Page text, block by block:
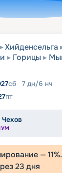
Хийденсельга
Горицы
сб 7 дн/6 нч
пт
Чехов
—11
23 дня